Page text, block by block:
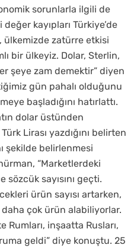
sorunlarla ilgili de
değer kayıpları Türkiye’de
ülkemizde zatürre etkisi
bir ülkeyiz. Dolar, Sterlin,
şeye zam demektir” diyen
gün pahalı olduğunu
başladığını hatırlattı.
dolar üstünden
Lirası yazdığını belirten
şekilde belirlenmesi
“Marketlerdeki
sözcük sayısını geçti.
ürün sayısı artarken,
daha çok ürün alabiliyorlar.
Rumları, inşaatta Rusları,
geldi” diye konuştu. 25